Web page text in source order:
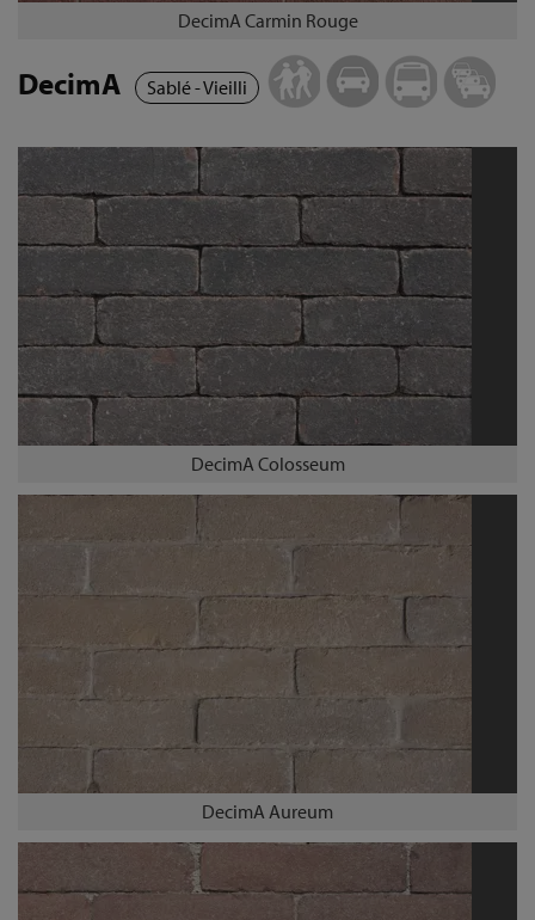
DecimA Carmin Rouge
DecimA Sablé - Vieilli
DecimA Colosseum
DecimA Aureum